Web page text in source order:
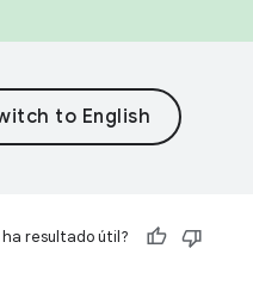
ha resultado útil?